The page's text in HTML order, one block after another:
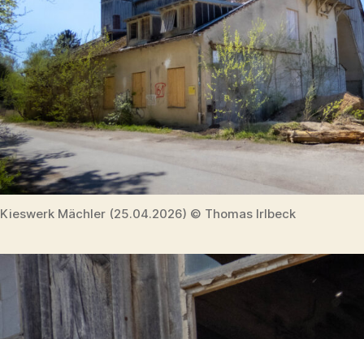
Kieswerk Mächler (25.04.2026) © Thomas Irlbeck